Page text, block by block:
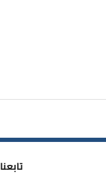
تابعنا